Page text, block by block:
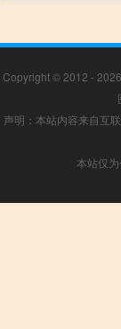
Copyright © 2012 - 2026
声明：本站内容来自互
本站仅